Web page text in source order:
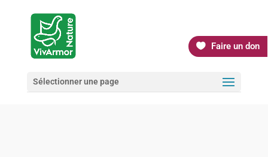
Faire un don
Sélectionner une page